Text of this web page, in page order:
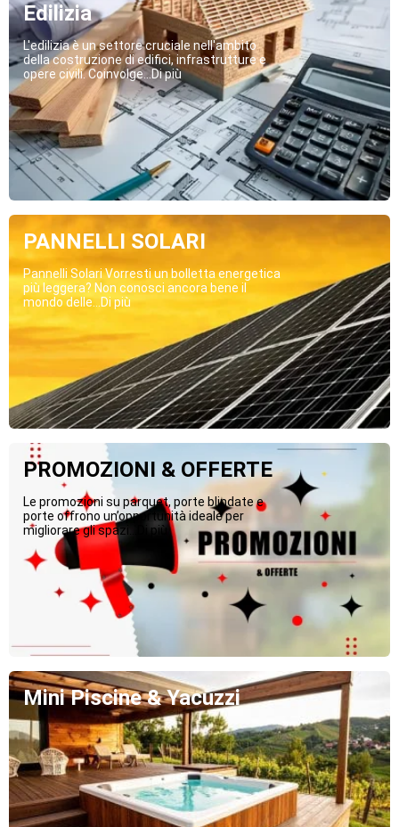
Edilizia
L'edilizia è un settore cruciale nell'ambito
della costruzione di edifici, infrastrutture e
opere civili. Coinvolge...Di più
PANNELLI SOLARI
Pannelli Solari Vorresti un bolletta energetica
più leggera? Non conosci ancora bene il
mondo delle...Di più
PROMOZIONI & OFFERTE
Le promozioni su parquet, porte blindate e
porte offrono un’opportunità ideale per
migliorare gli spazi...Di più
Mini Piscine & Yacuzzi